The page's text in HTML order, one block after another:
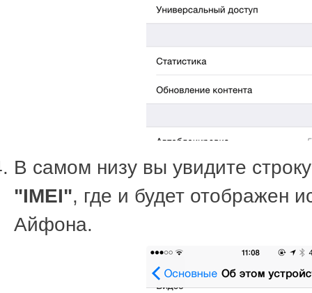
В самом низу вы увидите
"IMEI", где и будет отображен
Айфона.